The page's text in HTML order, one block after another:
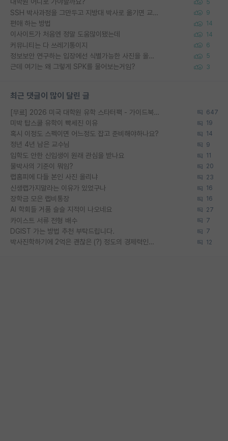
대학원 어디로 가야할까요? 5
SSH 박사과정을 그만두고 지방대 박사로 옮기면 교수의 꿈은 끝일까요? 9
편애 하는 방법 14
이사이트가 처음엔 정말 도움많이됐는데 14
커뮤니티는 다 쓰레기통이지 6
정보보안 연구하는 입장에선 식별가능한 사진을 올리는건 비추이긴함 5
근데 여기는 왜 그렇게 SPK를 물어보는거임? 3
최근 댓글이 많이 달린 글
[무료] 2026 미국 대학원 유학 스타터팩 - 가이드북 & 합격자 컨택메일 템플릿 647
미박 탑스쿨 유학이 빡세진 이유 19
혹시 이정도 스펙이면 어느정도 잡고 준비해야하나요? 14
정년 4년 남은 교수님 9
입학도 안한 신입생이 원래 관심을 받나요 11
물박사의 기준이 뭐임? 20
랩홈피에 다들 본인 사진 올리냐 23
신생랩가지말라는 이유가 있었구나 16
장학금 모은 랩비통장 16
AI 학회들 거품 슬슬 지적이 나오네요 27
카이스트 서류 전형 배수 7
DGIST 가는 방법 추천 부탁드립니다. 7
박사진학하기에 2억은 괜찮은 (?) 정도의 경제력인가요 12